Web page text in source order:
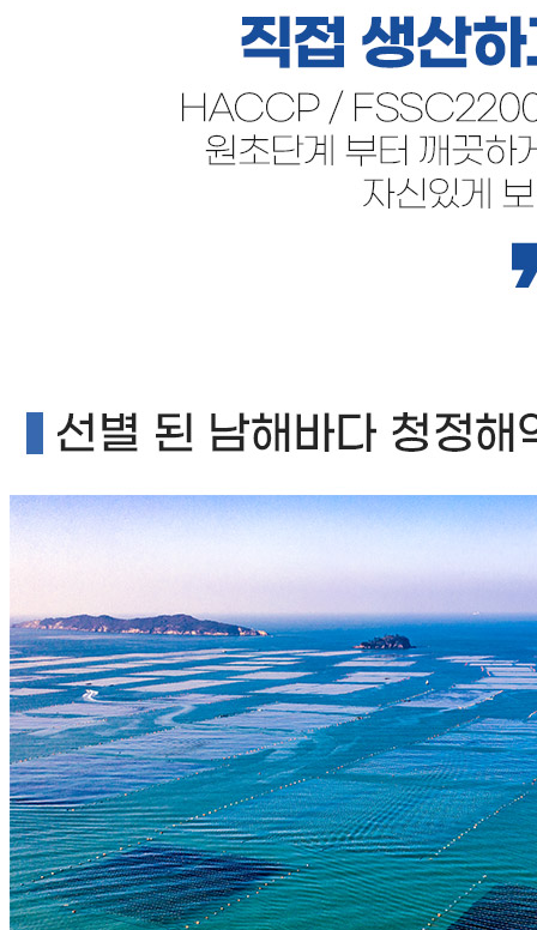
... 🛒 🛒 🛒
🥇김.돌자반.부각.튀각 BEST더보기
주식회사 해농
사업장 소재지
전남 나주시 동수농공단지길 30-91 (운곡동, 해농식품) 주식
회사 해농
연락처
1877-9244
사업자
등록번호
347-87-01156
통신판매
신고번호
제 2019-전남나주-0013 호